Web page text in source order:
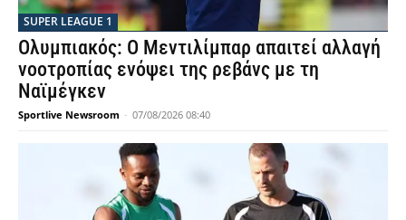
SUPER LEAGUE 1
Ολυμπιακός: Ο Μεντιλίμπαρ απαιτεί αλλαγή
νοοτροπίας ενόψει της ρεβάνς με τη
Ναϊμέγκεν
Sportlive Newsroom - 07/08/2026 08:40